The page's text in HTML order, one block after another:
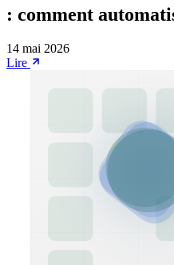
: comment
14 mai 2026
Lire